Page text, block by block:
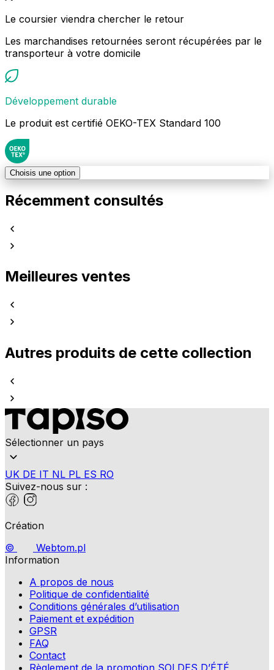
Le coursier viendra chercher le retour
Les marchandises retournées seront récupérées par le
transporteur à votre domicile
Développement durable
Le produit est certifié OEKO-TEX Standard 100
Choisis une option
Récemment consultés
Meilleures ventes
Autres produits de cette collection
Sélectionner un pays
UK DE IT NL PL ES RO
Suivez-nous sur :
Création
©
Webtom.pl
Information
A propos de nous
Politique de confidentialité
Conditions générales d’utilisation
Paiement et expédition
GPSR
FAQ
Contact